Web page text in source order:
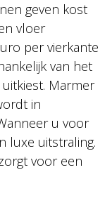
geven kost
vloer
per vierkante
van het
Marmer
in
u voor
luxe uitstraling.
voor een